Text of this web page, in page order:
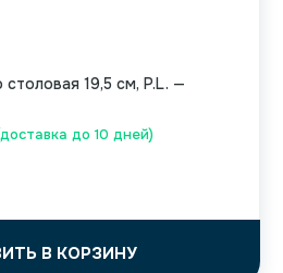
до 10 дней)
19,5 см, P.L. —
В КОРЗИНУ